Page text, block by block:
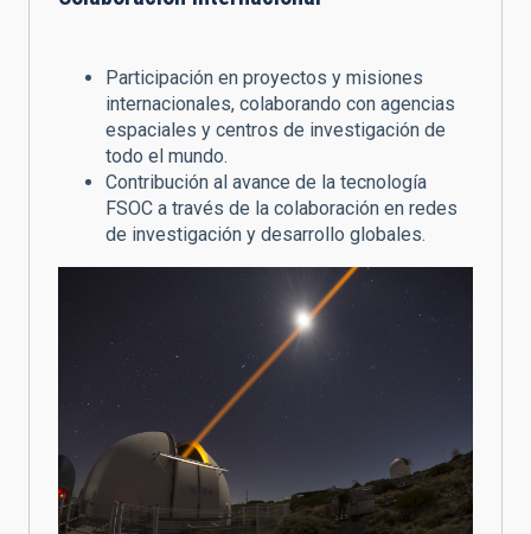
Participación en proyectos y misiones
internacionales, colaborando con agencias
espaciales y centros de investigación de
todo el mundo.
Contribución al avance de la tecnología
FSOC a través de la colaboración en redes
de investigación y desarrollo globales.